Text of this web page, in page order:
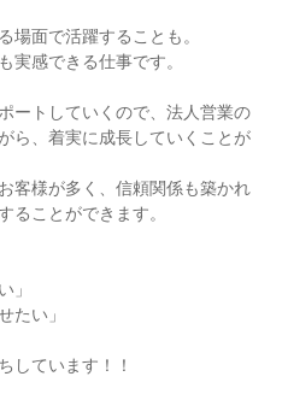
場面で活躍することも。
実感できる仕事です。
ートしていくので、法人営業の
ら、着実に成長していくことが
客様が多く、信頼関係も築かれ
ることができます。
」
たい」
しています！！